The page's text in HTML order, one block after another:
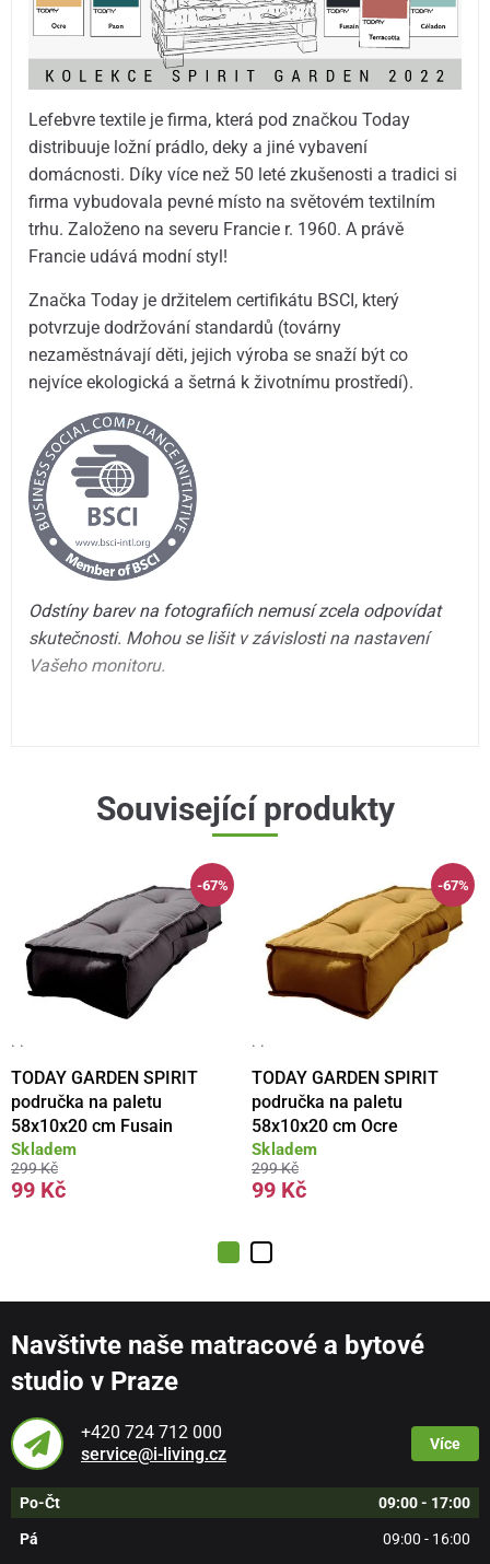
Lefebvre textile je firma, která pod značkou Today
distribuuje ložní prádlo, deky a jiné vybavení
domácnosti. Díky více než 50 leté zkušenosti a tradici si
firma vybudovala pevné místo na světovém textilním
trhu. Založeno na severu Francie r. 1960. A právě
Francie udává modní styl!
Značka Today je držitelem certifikátu BSCI, který
potvrzuje dodržování standardů (továrny
nezaměstnávají děti, jejich výroba se snaží být co
nejvíce ekologická a šetrná k životnímu prostředí).
Odstíny barev na fotografiích nemusí zcela odpovídat
skutečnosti. Mohou se lišit v závislosti na nastavení
Vašeho monitoru.
Související produkty
-67%
· ·
TODAY GARDEN SPIRIT
područka na paletu
58x10x20 cm Fusain
Skladem
299 Kč
99 Kč
-67%
· ·
TODAY GARDEN SPIRIT
područka na paletu
58x10x20 cm Ocre
Skladem
299 Kč
99 Kč
Navštivte naše matracové a bytové
studio v Praze
+420 724 712 000
service@i-living.cz
Více
Po-Čt 09:00 - 17:00
Pá 09:00 - 16:00